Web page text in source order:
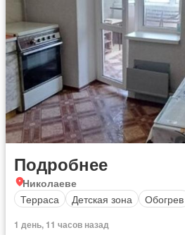
Подробнее
Николаеве
Терраса
Детская зона Обогрев
1 день, 11 часов назад